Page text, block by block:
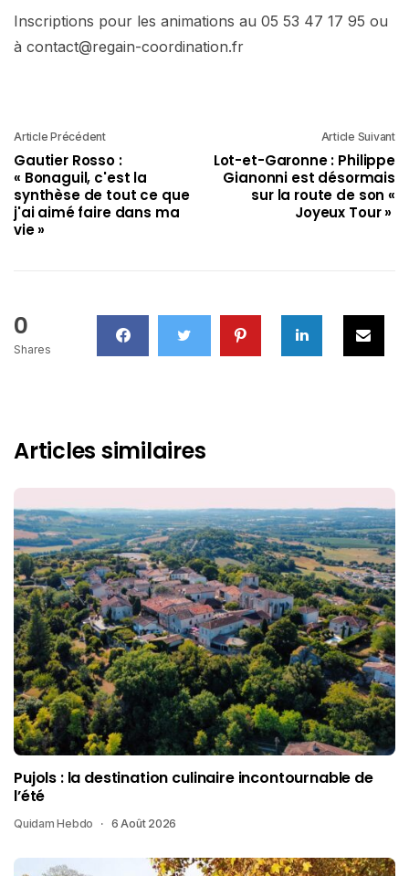
Inscriptions pour les animations au 05 53 47 17 95 ou
à contact@regain-coordination.fr
Article Précédent
Gautier Rosso :
« Bonaguil, c'est la
synthèse de tout ce que
j'ai aimé faire dans ma
vie »
Article Suivant
Lot-et-Garonne : Philippe
Gianonni est désormais
sur la route de son «
Joyeux Tour »
0
Shares
Articles similaires
Pujols : la destination culinaire incontournable de
l’été
Quidam Hebdo 6 Août 2026